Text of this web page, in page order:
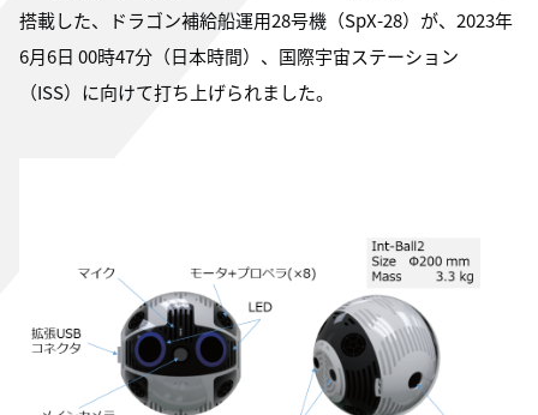
搭載した、ドラゴン補給船運用28号機（SpX-28）が、2023年
6月6日 00時47分（日本時間）、国際宇宙ステーション
（ISS）に向けて打ち上げられました。